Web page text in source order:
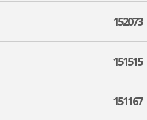
152073
151515
151167